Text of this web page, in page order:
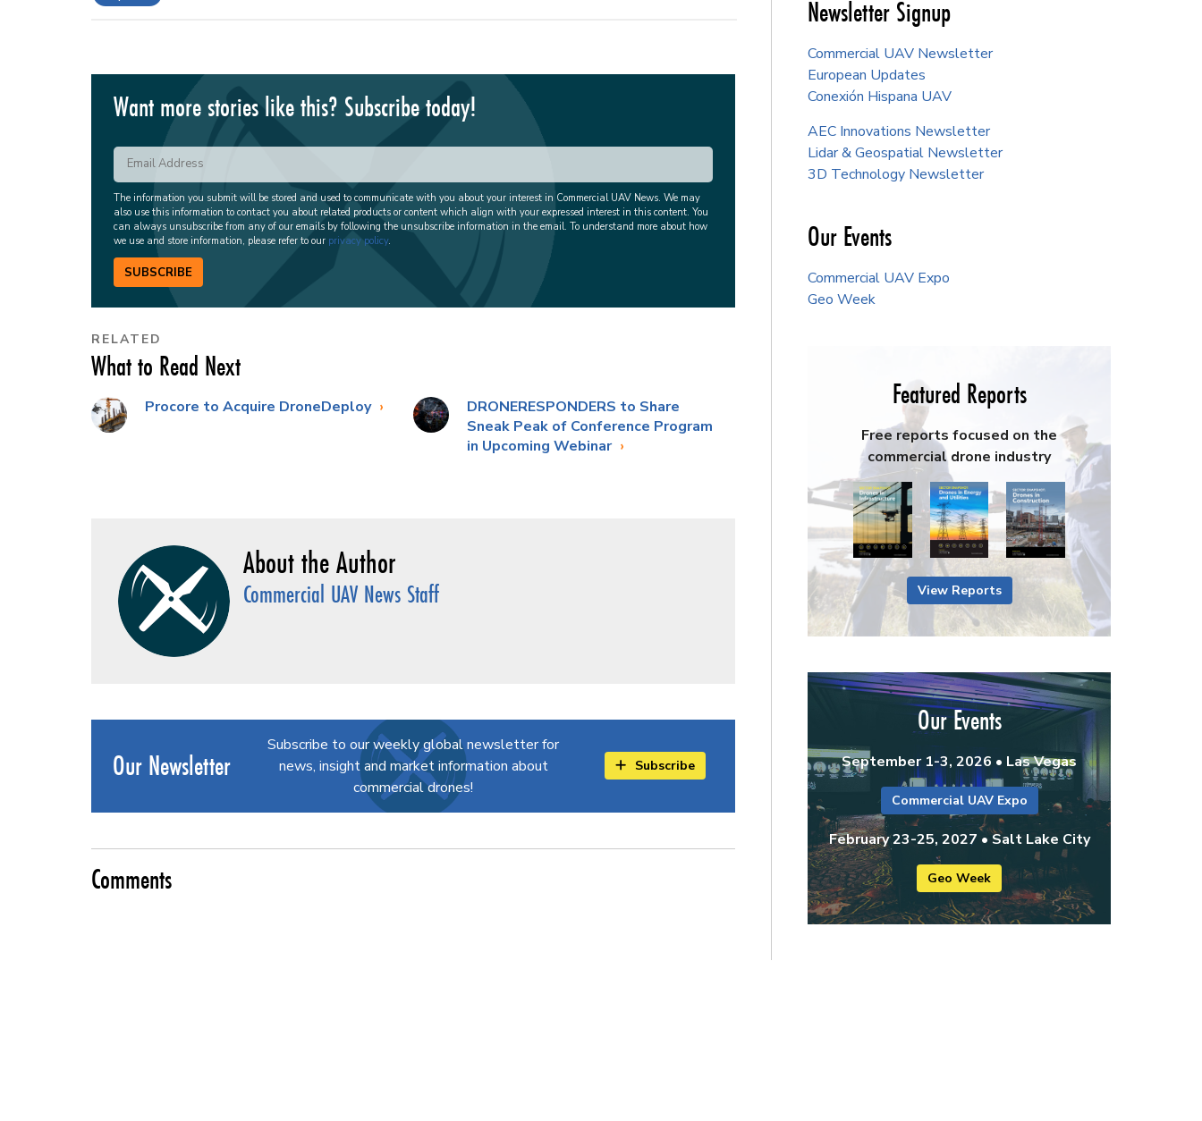
Want more stories like this? Subscribe today!
The information you submit will be stored and used to communicate with you about your interest in Commercial UAV News. We may
also use this information to contact you about related products or content which align with your expressed interest in this content. You
can always unsubscribe from any of our emails by following the unsubscribe information in the email. To understand more about how
we use and store information, please refer to our privacy policy.
SUBSCRIBE
RELATED
What to Read Next
Procore to Acquire DroneDeploy
DRONERESPONDERS to Share
Sneak Peak of Conference Program
in Upcoming Webinar
Commercial UAV News Staff
Our Newsletter
Subscribe to our weekly global newsletter for
news, insight and market information about
commercial drones!
Subscribe
Comments
Newsletter Signup
Commercial UAV Newsletter
European Updates
Conexión Hispana UAV
AEC Innovations Newsletter
Lidar & Geospatial Newsletter
3D Technology Newsletter
Our Events
Commercial UAV Expo
Geo Week
Featured Reports
Free reports focused on the
commercial drone industry
View Reports
Our Events
September 1-3, 2026 • Las Vegas
Commercial UAV Expo
February 23-25, 2027 • Salt Lake City
Geo Week